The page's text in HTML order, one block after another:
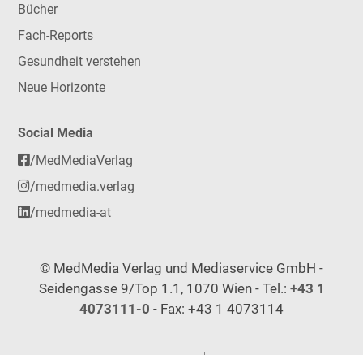
Bücher
Fach-Reports
Gesundheit verstehen
Neue Horizonte
Social Media
/MedMediaVerlag
/medmedia.verlag
/medmedia-at
© MedMedia Verlag und Mediaservice GmbH -
Seidengasse 9/Top 1.1, 1070 Wien - Tel.: +43 1
4073111-0 - Fax: +43 1 4073114